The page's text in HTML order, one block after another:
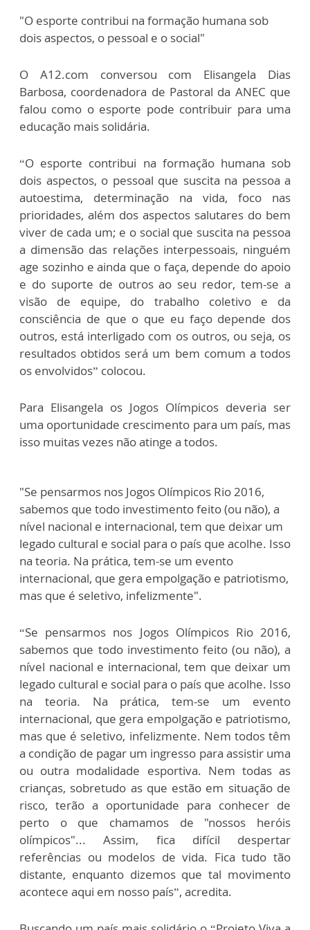
"O esporte contribui na formação humana sob
dois aspectos, o pessoal e o social"
O A12.com conversou com Elisangela Dias
Barbosa, coordenadora de Pastoral da ANEC que
falou como o esporte pode contribuir para uma
educação mais solidária.
“O esporte contribui na formação humana sob
dois aspectos, o pessoal que suscita na pessoa a
autoestima, determinação na vida, foco nas
prioridades, além dos aspectos salutares do bem
viver de cada um; e o social que suscita na pessoa
a dimensão das relações interpessoais, ninguém
age sozinho e ainda que o faça, depende do apoio
e do suporte de outros ao seu redor, tem-se a
visão de equipe, do trabalho coletivo e da
consciência de que o que eu faço depende dos
outros, está interligado com os outros, ou seja, os
resultados obtidos será um bem comum a todos
os envolvidos” colocou.
Para Elisangela os Jogos Olímpicos deveria ser
uma oportunidade crescimento para um país, mas
isso muitas vezes não atinge a todos.
"Se pensarmos nos Jogos Olímpicos Rio 2016,
sabemos que todo investimento feito (ou não), a
nível nacional e internacional, tem que deixar um
legado cultural e social para o país que acolhe. Isso
na teoria. Na prática, tem-se um evento
internacional, que gera empolgação e patriotismo,
mas que é seletivo, infelizmente".
“Se pensarmos nos Jogos Olímpicos Rio 2016,
sabemos que todo investimento feito (ou não), a
nível nacional e internacional, tem que deixar um
legado cultural e social para o país que acolhe. Isso
na teoria. Na prática, tem-se um evento
internacional, que gera empolgação e patriotismo,
mas que é seletivo, infelizmente. Nem todos têm
a condição de pagar um ingresso para assistir uma
ou outra modalidade esportiva. Nem todas as
crianças, sobretudo as que estão em situação de
risco, terão a oportunidade para conhecer de
perto o que chamamos de "nossos heróis
olímpicos"... Assim, fica difícil despertar
referências ou modelos de vida. Fica tudo tão
distante, enquanto dizemos que tal movimento
acontece aqui em nosso país”, acredita.